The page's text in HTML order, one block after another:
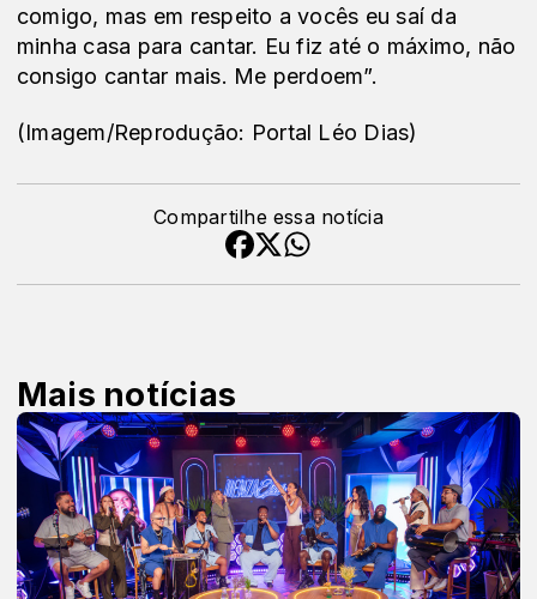
comigo, mas em respeito a vocês eu saí da
minha casa para cantar. Eu fiz até o máximo, não
consigo cantar mais. Me perdoem”.
(Imagem/Reprodução: Portal Léo Dias)
Compartilhe essa notícia
Mais notícias